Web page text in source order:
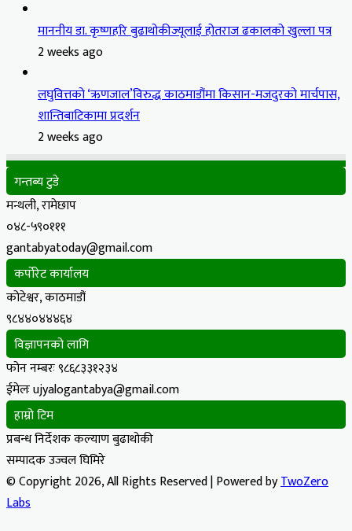
माननीय डा. कृष्णहरि बुढाथोकीज्यूलाई होतराज ढकालको खुल्ला पत्र
2 weeks ago
लघुवित्तको ‘ऋणजाल’विरुद्ध काठमाडौंमा किसान-मजदुरको मार्चपास,
शान्तिबाटिकामा प्रदर्शन
2 weeks ago
गन्तब्य टुडे
मन्थली, रामेछाप
०४८-५९०१११
gantabyatoday@gmail.com
कर्पोरेट कार्यालय
कोटेश्वर, काठमाडौं
९८४४०४४४६४
विज्ञापनको लागि
फोन नम्बरः ९८६८३३१२३४
ईमेलः ujyalogantabya@gmail.com
हाम्रो टिम
प्रबन्ध निर्देशक कल्याण बुढाथोकी
सम्पादक उज्वल घिमिरे
© Copyright 2026, All Rights Reserved | Powered byTwoZero
Labs